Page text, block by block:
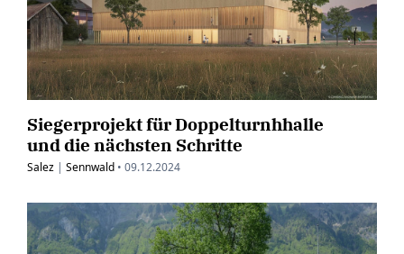
Siegerprojekt für Doppelturnhhalle
und die nächsten Schritte
Salez | Sennwald • 09.12.2024